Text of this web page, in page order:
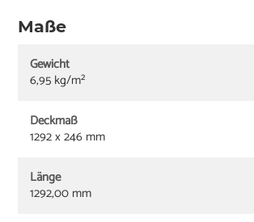
Maße
Gewicht
6,95 kg/m²
Deckmaß
1292 x 246 mm
Länge
1292,00 mm